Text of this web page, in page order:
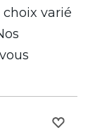
varié